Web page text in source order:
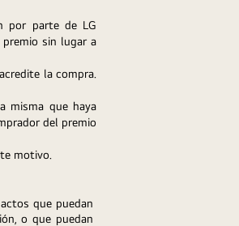
por parte de LG
premio sin lugar a
la compra.
misma que haya
del premio
motivo.
que puedan
o que puedan